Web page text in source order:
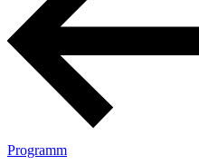
Programm